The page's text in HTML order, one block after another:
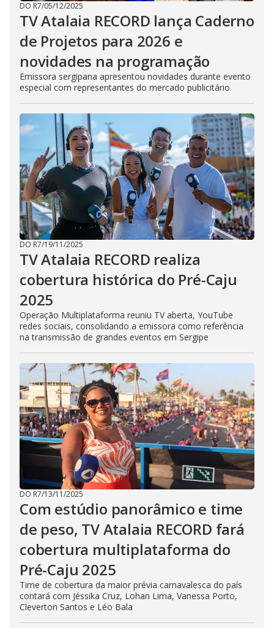
DO R7/05/12/2025
TV Atalaia RECORD lança Caderno
de Projetos para 2026 e
novidades na programação
Emissora sergipana apresentou novidades durante evento
especial com representantes do mercado publicitário
DO R7/19/11/2025
TV Atalaia RECORD realiza
cobertura histórica do Pré-Caju
2025
Operação Multiplataforma reuniu TV aberta, YouTube
redes sociais, consolidando a emissora como referência
na transmissão de grandes eventos em Sergipe
DO R7/13/11/2025
Com estúdio panorâmico e time
de peso, TV Atalaia RECORD fará
cobertura multiplataforma do
Pré-Caju 2025
Time de cobertura da maior prévia carnavalesca do país
contará com Jéssika Cruz, Lohan Lima, Vanessa Porto,
Cleverton Santos e Léo Bala